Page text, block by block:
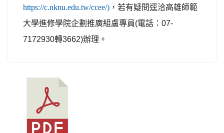
https://c.nknu.edu.tw/ccee/) ，若有疑問逕洽高雄師範
大學進修學院企劃推廣組盧專員(電話： 07-
7172930轉3662)辦理。